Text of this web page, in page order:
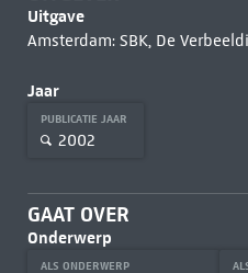
Uitgave
Amsterdam: SBK, De
Jaar
PUBLICATIE JAAR
2002
GAAT OVER
Onderwerp
ALS ONDERWERP